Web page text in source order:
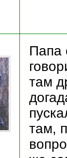
Папа
там
там,